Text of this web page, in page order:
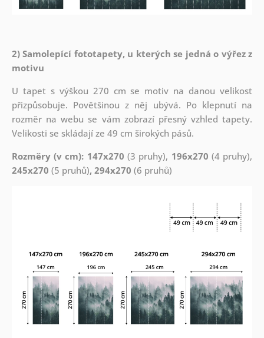
2) Samolepící fototapety, u kterých se jedná o výřez z
motivu
U tapet s výškou 270 cm se motiv na danou velikost
přizpůsobuje. Povětšinou z něj ubývá. Po klepnutí na
rozměr na webu se vám zobrazí přesný vzhled tapety.
Velikosti se skládají ze 49 cm širokých pásů.
Rozměry (v cm): 147x270 (3 pruhy), 196x270 (4 pruhy),
245x270 (5 pruhů), 294x270 (6 pruhů)